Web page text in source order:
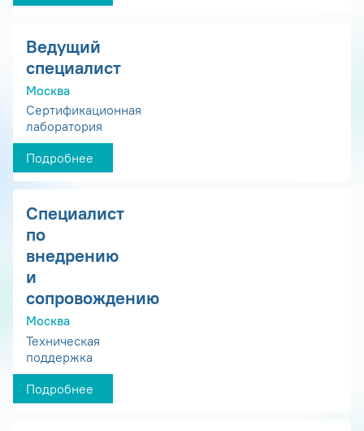
Ведущий
специалист
Москва
Сертификационная
лаборатория
Подробнее
Специалист
по
внедрению
и
сопровождению
Москва
Техническая
поддержка
Подробнее